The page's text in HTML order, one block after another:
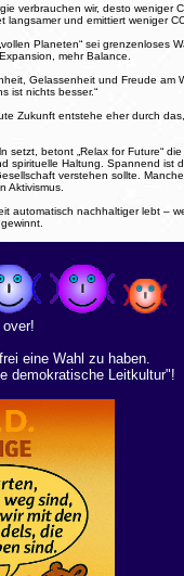
verbrauchen wir, desto weniger
und emittiert weniger
Planeten“ sei grenzenloses
mehr Balance.
Gelassenheit und Freude am
ist nichts besser.“
Zukunft entstehe eher durch
betont „Relax for Future“
spirituelle Haltung. Spannend ist
verstehen sollte.
Aktivismus.
automatisch nachhaltiger lebt –
eine Wahl zu haben.
demokratische Leitkultur"!